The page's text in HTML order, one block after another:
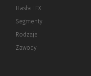
Hasła LEX
Segmenty
Rodzaje
Zawody